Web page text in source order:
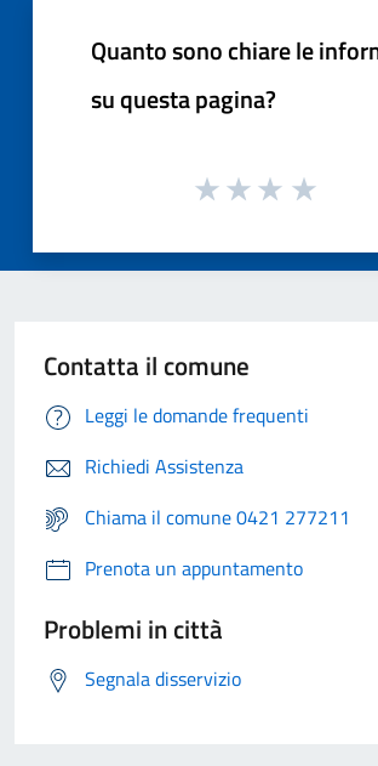
Quanto sono chiare le
su questa pagina?
Contatta il comune
Leggi le domande frequenti
Richiedi Assistenza
Chiama il comune 0421 277211
Prenota un appuntamento
Problemi in città
Segnala disservizio